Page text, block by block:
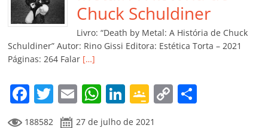
o
k
p a
ss
ro
m
k h
ar
Chuck Schuldiner
Livro: “Death by Metal: A História de Chuck
Schuldiner” Autor: Rino Gissi Editora: Estética Torta – 2021
Páginas: 264 Falar […]
F
a
T
w
E
m
W
h
Li
n
G
o
C
188582 27 de julho de 2021